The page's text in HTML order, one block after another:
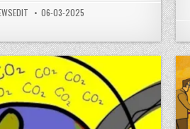
ABY ZBUDOWAĆ DROGĘ NA SZCZYT KLIMATYCZNY DO
PUBLISHED DATE:
06-03-2025